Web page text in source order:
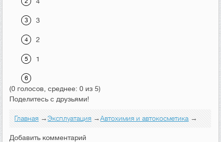
3
2
1
(0 голосов, среднее: 0 из 5)
Поделитесь с друзьями!
Главная →Эксплуатация →Автохимия и автокосметика →
Добавить комментарий